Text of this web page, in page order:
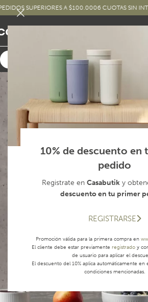
10% de descuento en
pedido
Registrate en Casabutiky
descuento en tu primer
REGISTRARSE
Promoción válida para la primera compra en
El cliente debe estar previamente registrado y
de usuario para aplicar el
El descuento del 10% aplica automáticamente en
condiciones mencionadas.
A $100.0006 CUOTAS SIN INTERÉS